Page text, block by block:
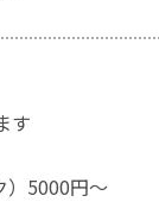
す
）5000円〜